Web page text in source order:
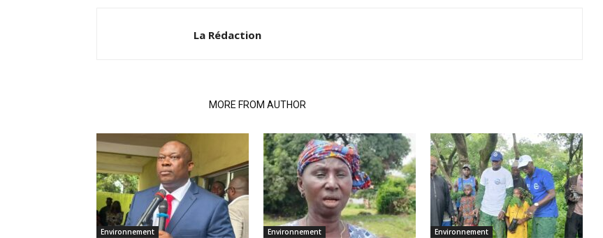
La Rédaction
MORE FROM AUTHOR
Environnement Environnement Environnement